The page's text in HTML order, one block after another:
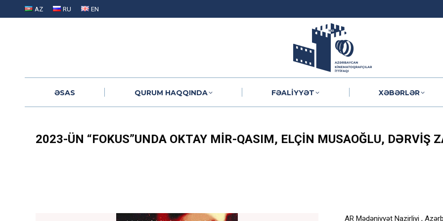
AZ RU EN
ƏSAS
QURUM HAQQINDA FƏALIYYƏT XƏBƏRLƏR
2023-ÜN “FOKUS”UNDA OKTAY MIR-QASIM, ELÇIN MUSAOĞLU, DƏRVIŞ
AR Mədəniyyət Nazirliyi ,